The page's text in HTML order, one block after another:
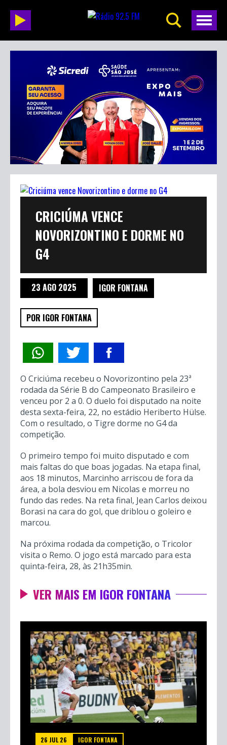
CRICIÚMA VENCE
NOVORIZONTINO E DORME NO
G4
23 AGO 2025 IGOR FONTANA
POR IGOR FONTANA
O Criciúma recebeu o Novorizontino pela 23ª
rodada da Série B do Campeonato Brasileiro e
venceu por 2 a 0. O duelo foi disputado na noite
desta sexta-feira, 22, no estádio Heriberto Hülse.
Com o resultado, o Tigre dorme no G4 da
competição.
O primeiro tempo foi muito disputado e com
mais faltas do que boas jogadas. Na etapa final,
aos 18 minutos, Marcinho arriscou de fora da
área, a bola desviou em Nicolas e morreu no
fundo das redes. Na reta final, Jean Carlos deixou
Borasi na cara do gol, que driblou o goleiro e
marcou.
Na próxima rodada da competição, o Tricolor
visita o Remo. O jogo está marcado para esta
quinta-feira, 28, às 21h35min.
VER MAIS EM IGOR FONTANA
26 JUL 26 IGOR FONTANA